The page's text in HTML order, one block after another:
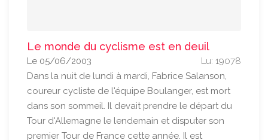
Le monde du cyclisme est en deuil
Lu: 19078
Le 05/06/2003
Dans la nuit de lundi à mardi, Fabrice Salanson,
coureur cycliste de l'équipe Boulanger, est mort
dans son sommeil. Il devait prendre le départ du
Tour d'Allemagne le lendemain et disputer son
premier Tour de France cette année. Il est